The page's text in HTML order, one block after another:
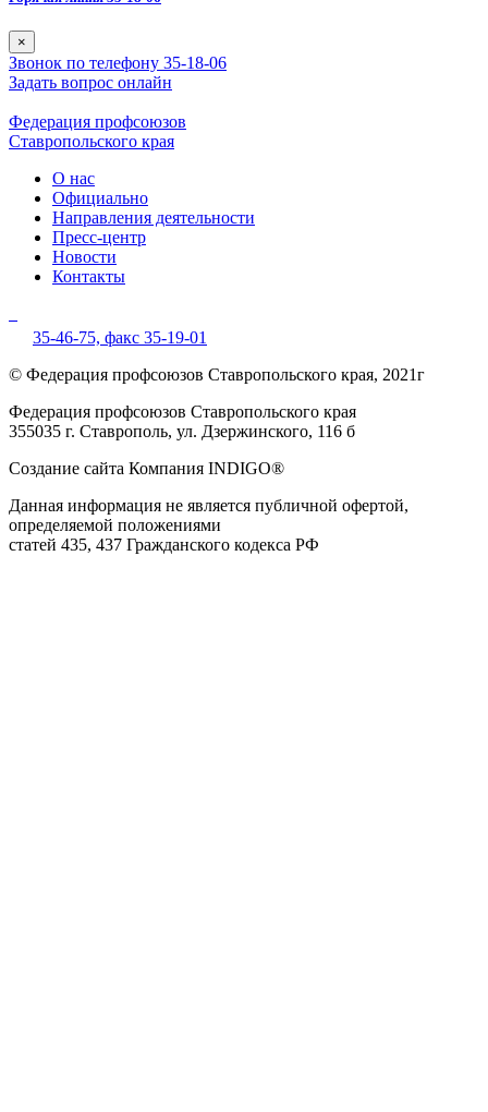
×
Звонок по телефону 35-18-06
Задать вопрос онлайн
Федерация профсоюзов
Ставропольского края
О нас
Официально
Направления деятельности
Пресс-центр
Новости
Контакты
35-46-75, факс 35-19-01
© Федерация профсоюзов Ставропольского края, 2021г
Федерация профсоюзов Ставропольского края
355035 г. Ставрополь, ул. Дзержинского, 116 б
Создание сайта Компания INDIGO®
Данная информация не является публичной офертой,
определяемой положениями
статей 435, 437 Гражданского кодекса РФ